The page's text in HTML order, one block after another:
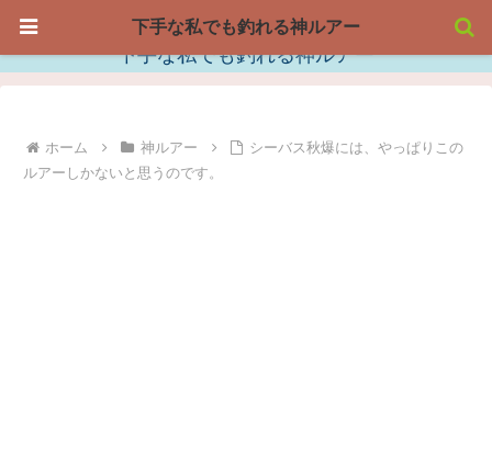
下手な私でも釣れる神ルアー
ホーム 神ルアー
シーバス秋爆には、やっぱりこの
ルアーしかないと思うのです。
下手な私でも釣れる神ルアー